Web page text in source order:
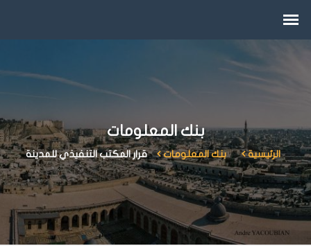
بنك المعلومات
الرئيسية بنك المعلومات قرار المكتب التنفيذي للمدينة